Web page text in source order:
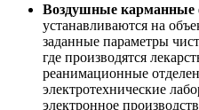
Воздушные карманные
устанавливаются на
заданные параметры
где производятся
реанимационные
электротехнические
электронное